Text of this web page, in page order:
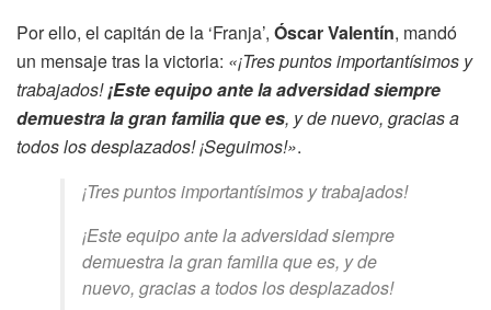
Por ello, el capitán de la ‘Franja’, Óscar Valentín, mandó
un mensaje tras la victoria: «¡Tres puntos importantísimos y
trabajados!¡Este equipo ante la adversidad siempre
demuestra la gran familia que es, y de nuevo, gracias a
todos los desplazados! ¡Seguimos!».
¡Tres puntos importantísimos y trabajados!
¡Este equipo ante la adversidad siempre
demuestra la gran familia que es, y de
nuevo, gracias a todos los desplazados!